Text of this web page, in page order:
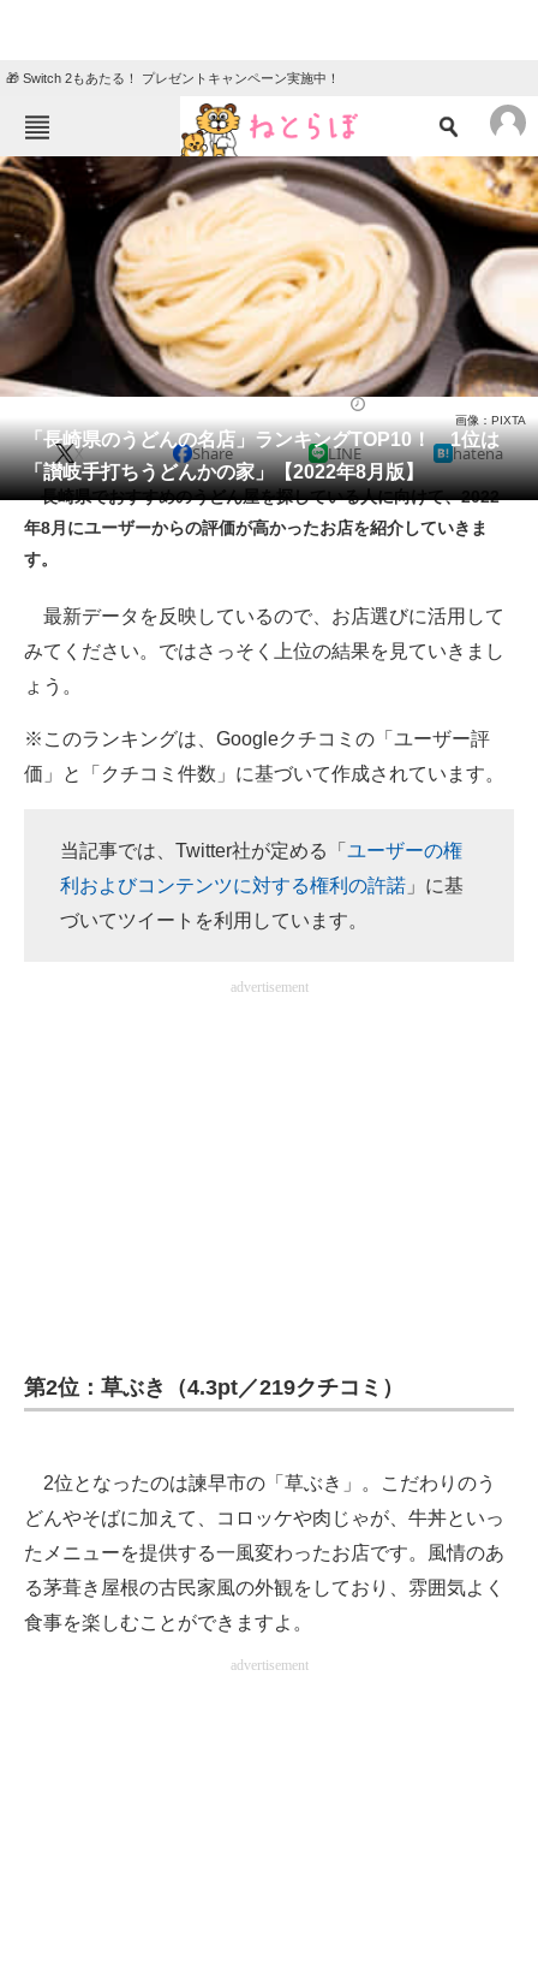
🎁 Switch 2もあたる！ プレゼントキャンペーン実施中！
ねとらぼメニュー
TOP ニュース
エンタメ クイズ
グルメ 地域
教育・育児
動物 リサーチ
会員記事
メディア
注目記事を集めた総合ページ
スマホと通信の最新トレンド
進化するPCとデバイスの未来
好きが集まる 比べて選べる
AI活用のいまが分かる
企業ITのトレンドを詳説
エネルギーの専門メディア
ちょっと気になるネットの話題
「長崎県のうどんの名店」ランキングTOP10！ 1位は
「讃岐手打ちうどんかの家」【2022年8月版】
画像：PIXTA
X Share LINE hatena
長崎県でおすすめのうどん屋を探している人に向けて、2022
年8月にユーザーからの評価が高かったお店を紹介していきま
す。
最新データを反映しているので、お店選びに活用して
みてください。ではさっそく上位の結果を見ていきまし
ょう。
※このランキングは、Googleクチコミの「ユーザー評
価」と「クチコミ件数」に基づいて作成されています。
当記事では、Twitter社が定める「 ユーザーの権
利およびコンテンツに対する権利の許諾 」に基
づいてツイートを利用しています。
advertisement
第2位：草ぶき（4.3pt／219クチコミ）
2位となったのは諫早市の「草ぶき」。こだわりのう
どんやそばに加えて、コロッケや肉じゃが、牛丼といっ
たメニューを提供する一風変わったお店です。風情のあ
る茅葺き屋根の古民家風の外観をしており、雰囲気よく
食事を楽しむことができますよ。
advertisement